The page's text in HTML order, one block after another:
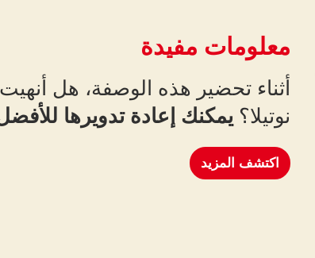
معلومات مفيدة
أثناء تحضير هذه الوصفة، هل
نوتيلا؟ يمكنك إعادة تدويرها
اكتشف المزيد